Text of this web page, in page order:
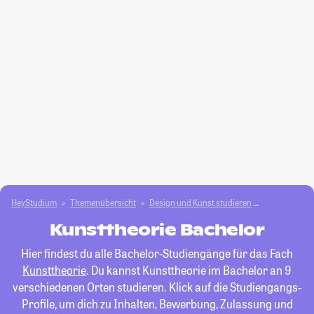
HeyStudium Themenübersicht Design und Kunst studieren
Kunsttheorie Bachelor
Hier findest du alle Bachelor-Studiengänge für das Fach
Kunsttheorie. Du kannst Kunsttheorie im Bachelor an 9
verschiedenen Orten studieren. Klick auf die Studiengangs-
Profile, um dich zu Inhalten, Bewerbung, Zulassung und